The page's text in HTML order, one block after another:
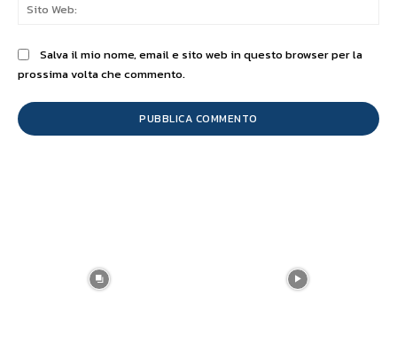
Salva il mio nome, email e sito web in questo browser per la
prossima volta che commento.